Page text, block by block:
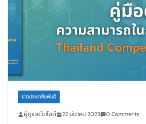
ข่าวประชาสัมพันธ์
ผู้ดูแลเว็บไซต์ 22 มีนาคม 2023 0 Comments